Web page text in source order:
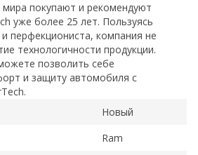
покупают и рекомендуют
уже более 25 лет. Пользуясь
перфекциониста, компания не
технологичности продукции.
позволить себе
и защиту автомобиля с
Новый
Ram